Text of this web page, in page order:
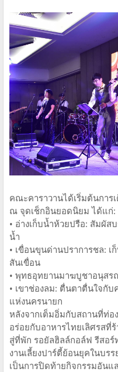
คณะคาราวานได้เริ่มต้นการ
ณ จุดเช็กอินยอดนิยม ได้แก่:
• อ่างเก็บน้ำห้วยปรือ: สัมผัส
น้ำ
• เขื่อนขุนด่านปราการชล:
สันเขื่อน
• พุทธอุทยานมาฆบูชาอนุสร
• เขาช่องลม: ตื่นตาตื่นใจกับ
แห่งนครนายก
หลังจากเต็มอิ่มกับสถานที่ท่อ
อร่อยกับอาหารไทยเลิศรสที่
สู่ที่พัก รอยัลฮิลล์กอล์ฟ รีสอ
งานเลี้ยงปาร์ตี้ย้อนยุคในบร
เป็นการปิดท้ายกิจกรรมอันแ